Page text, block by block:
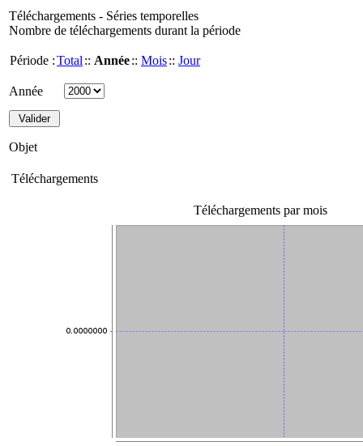
Téléchargements - Séries temporelles
Nombre de téléchargements durant la période
Période :Total :: Année:: Mois:: Jour
Année
Objet
Téléchargements
Téléchargements par mois